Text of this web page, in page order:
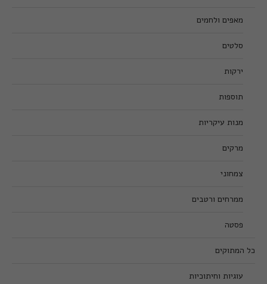
מאפים ולחמים
סלטים
ירקות
תוספות
מנות עיקריות
מרקים
צמחוני
ממרחים ורטבים
פסטה
כל המתוקים
עוגיות וחיתוכיות